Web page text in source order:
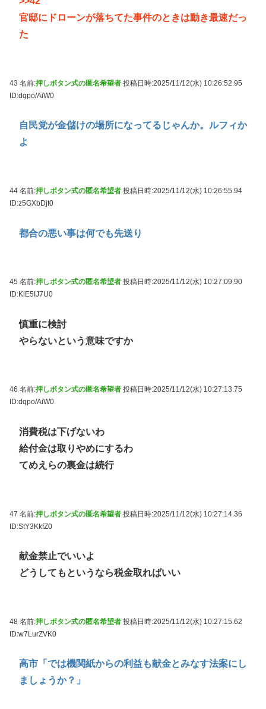
官邸にドローンが落ちてた事件のときは動き最速だっ
た
43 名前:押しボタン式の匿名希望者 投稿日時:2025/11/12(水) 10:26:52.95
ID:dqpo/AiW0
自民党が金儲けの場所になってるじゃんか。ルフィか
よ
44 名前:押しボタン式の匿名希望者 投稿日時:2025/11/12(水) 10:26:55.94
ID:z5GXbDjt0
都合の悪い事は何でも先送り
45 名前:押しボタン式の匿名希望者 投稿日時:2025/11/12(水) 10:27:09.90
ID:KiE5IJ7U0
慎重に検討
やらないという意味ですか
46 名前:押しボタン式の匿名希望者 投稿日時:2025/11/12(水) 10:27:13.75
ID:dqpo/AiW0
消費税は下げないわ
給付金は取りやめにするわ
てめえらの裏金は続行
47 名前:押しボタン式の匿名希望者 投稿日時:2025/11/12(水) 10:27:14.36
ID:StY3KkfZ0
献金禁止でいいよ
どうしてもというなら税金取ればいい
48 名前:押しボタン式の匿名希望者 投稿日時:2025/11/12(水) 10:27:15.62
ID:w7LurZVK0
高市「では機関紙からの利益も献金とみなす法案にし
ましょうか？」